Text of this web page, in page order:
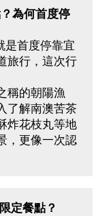
為何首度停
是首度停靠宜
旅行，這次行
稱的朝陽漁
了解南澳苦茶
炸花枝丸等地
，更像一次認
定餐點？